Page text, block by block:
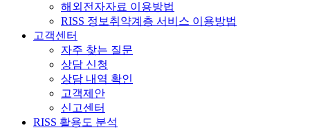
해외전자자료 이용방법
RISS 정보취약계층 서비스 이용방법
고객센터
자주 찾는 질문
상담 신청
상담 내역 확인
고객제안
신고센터
RISS 활용도 분석